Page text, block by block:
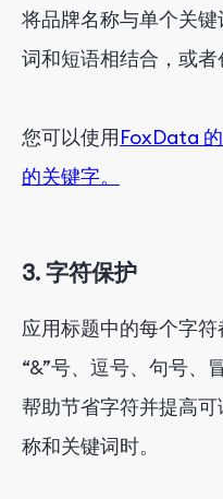
将品牌名称与单个关
词和短语相结合，或者
您可以使用FoxData
的关键字。
3. 字符保护
应用标题中的每个字
“&”号、逗号、句号、
帮助节省字符并提高
称和关键词时。